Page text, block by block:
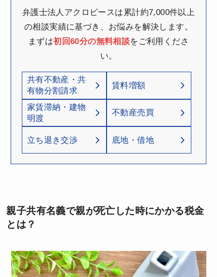
弁護士法人アクロピースは累計約7,000件以上
の相談実績に基づき、お悩みを解決します。
まずは初回60分の無料相談をご利用くださ
い。
共有不動産・共
有物分割請求
賃料増額
家賃滞納・建物
明渡
不動産売買
立ち退き交渉 底地・借地
親子共有名義で親が死亡した時にかかる税金
とは？